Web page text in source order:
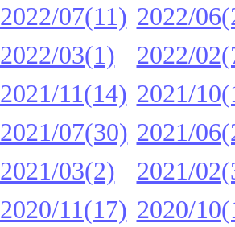
2022/07(11) 2022/
2022/03(1)
2022/
2021/11(14) 2021/
2021/07(30) 2021/
2021/03(2)
2021/
2020/11(17) 2020/